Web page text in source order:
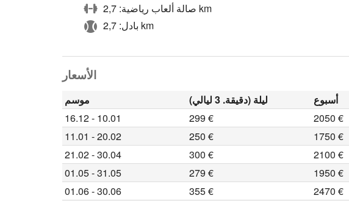
صالة ألعاب رياضية: 2,7 km
بادل: 2,7 km
الأسعار
موسم ليلة (دقيقة. 3 ليالي) أسبوع
16.12 - 10.01
299 € 2050 €
11.01 - 20.02
250 € 1750 €
21.02 - 30.04
300 € 2100 €
01.05 - 31.05
279 € 1950 €
01.06 - 30.06
355 € 2470 €